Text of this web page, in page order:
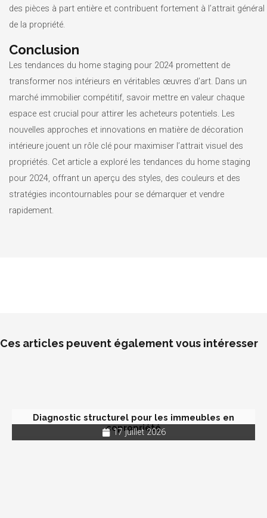
des pièces à part entière et contribuent fortement à l’attrait général
de la propriété.
Conclusion
Les tendances du home staging pour 2024 promettent de
transformer nos intérieurs en véritables œuvres d’art. Dans un
marché immobilier compétitif, savoir mettre en valeur chaque
espace est crucial pour attirer les acheteurs potentiels. Les
nouvelles approches et innovations en matière de décoration
intérieure jouent un rôle clé pour maximiser l’attrait visuel des
propriétés. Cet article a exploré les tendances du home staging
pour 2024, offrant un aperçu des styles, des couleurs et des
stratégies incontournables pour se démarquer et vendre
rapidement.
Ces articles peuvent également vous intéresser
Diagnostic structurel pour les immeubles en
copropriété
17 juillet 2026